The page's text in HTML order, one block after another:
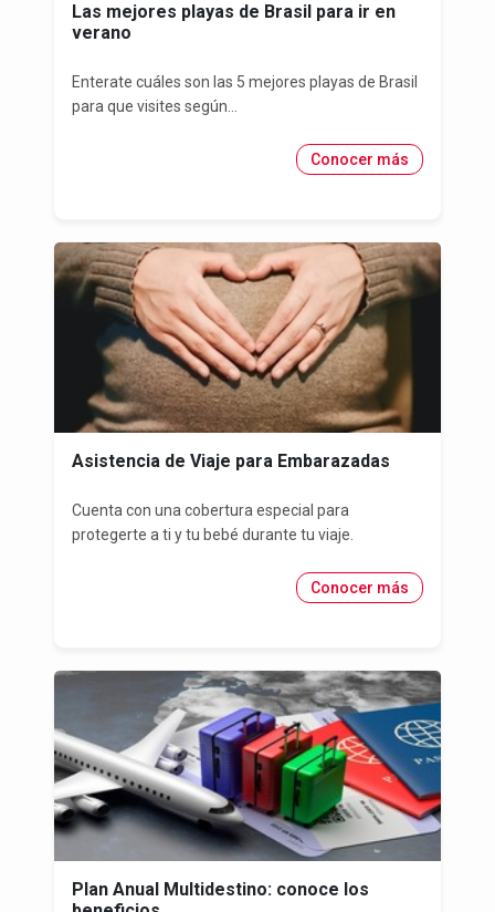
Las mejores playas de Brasil para ir en
verano
Enterate cuáles son las 5 mejores playas de Brasil
para que visites según...
Conocer más
Asistencia de Viaje para Embarazadas
Cuenta con una cobertura especial para
protegerte a ti y tu bebé durante tu viaje.
Conocer más
Plan Anual Multidestino: conoce los